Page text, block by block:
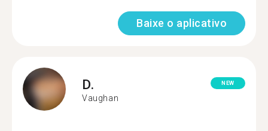
Baixe o aplicativo
D.
Vaughan
NEW